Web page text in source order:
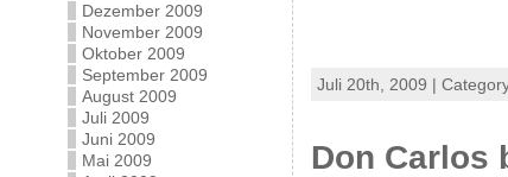
Dezember 2009
November 2009
Oktober 2009
September 2009
August 2009
Juli 2009
Juni 2009
Mai 2009
Juli 20th, 2009 |
Don Carlos